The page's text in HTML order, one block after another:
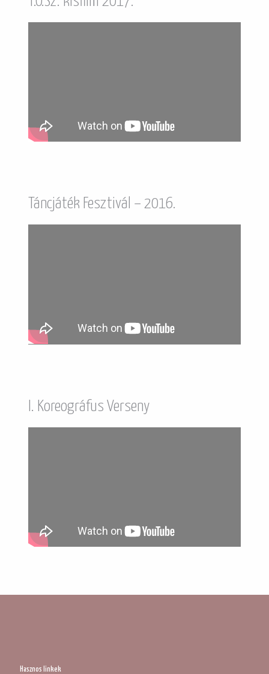
Táncjáték Fesztivál – 2016.
I. Koreográfus Verseny
Hasznos linkek